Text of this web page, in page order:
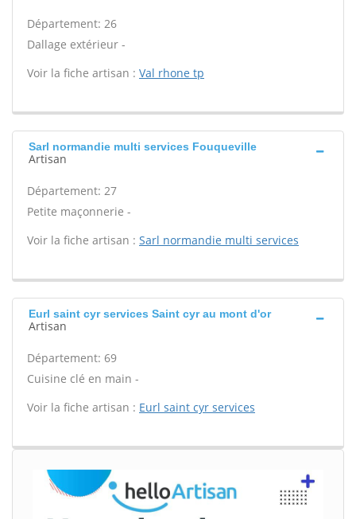
Département: 26
Dallage extérieur -
Voir la fiche artisan : Val rhone tp
Sarl normandie multi services Fouqueville
Artisan
Département: 27
Petite maçonnerie -
Voir la fiche artisan : Sarl normandie multi services
Eurl saint cyr services Saint cyr au mont d'or
Artisan
Département: 69
Cuisine clé en main -
Voir la fiche artisan : Eurl saint cyr services